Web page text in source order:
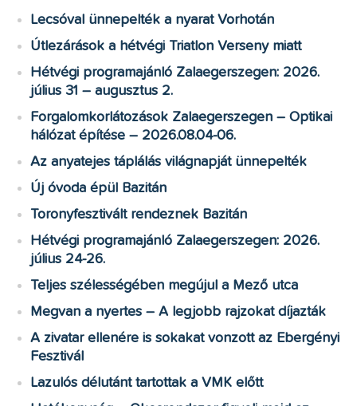
Lecsóval ünnepelték a nyarat Vorhotán
Útlezárások a hétvégi Triatlon Verseny miatt
Hétvégi programajánló Zalaegerszegen: 2026.
július 31 – augusztus 2.
Forgalomkorlátozások Zalaegerszegen – Optikai
hálózat építése – 2026.08.04-06.
Az anyatejes táplálás világnapját ünnepelték
Új óvoda épül Bazitán
Toronyfesztivált rendeznek Bazitán
Hétvégi programajánló Zalaegerszegen: 2026.
július 24-26.
Teljes szélességében megújul a Mező utca
Megvan a nyertes – A legjobb rajzokat díjazták
A zivatar ellenére is sokakat vonzott az Ebergényi
Fesztivál
Lazulós délutánt tartottak a VMK előtt